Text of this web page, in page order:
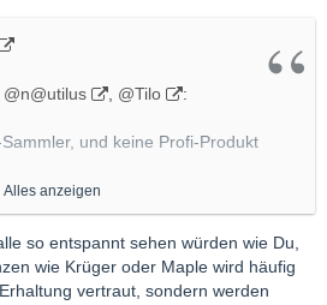
@n@utilus , @Tilo :
und keine Profi-Produkt
Ausrüstung.
sollte jeder von uns wissen,
Alles anzeigen
so entspannt sehen würden wie Du,
wie Krüger oder Maple wird häufig
vertraut, sondern werden